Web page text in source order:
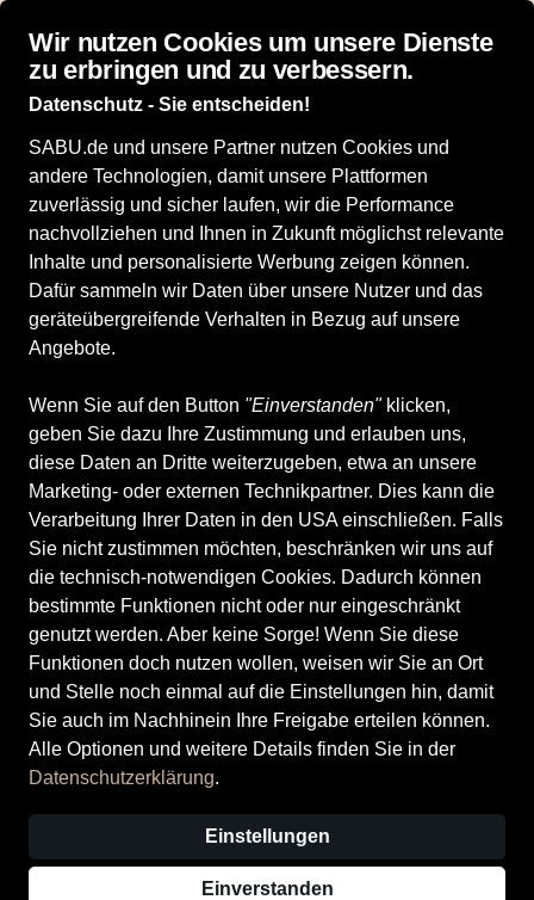
Wir nutzen Cookies um unsere Dienste
zu erbringen und zu verbessern.
Datenschutz - Sie entscheiden!
SABU.de und unsere Partner nutzen Cookies und
andere Technologien, damit unsere Plattformen
zuverlässig und sicher laufen, wir die Performance
nachvollziehen und Ihnen in Zukunft möglichst relevante
Inhalte und personalisierte Werbung zeigen können.
Dafür sammeln wir Daten über unsere Nutzer und das
geräteübergreifende Verhalten in Bezug auf unsere
Angebote.
Wenn Sie auf den Button "Einverstanden"klicken,
geben Sie dazu Ihre Zustimmung und erlauben uns,
diese Daten an Dritte weiterzugeben, etwa an unsere
Marketing- oder externen Technikpartner. Dies kann die
Verarbeitung Ihrer Daten in den USA einschließen. Falls
Sie nicht zustimmen möchten, beschränken wir uns auf
die technisch-notwendigen Cookies. Dadurch können
bestimmte Funktionen nicht oder nur eingeschränkt
genutzt werden. Aber keine Sorge! Wenn Sie diese
Funktionen doch nutzen wollen, weisen wir Sie an Ort
und Stelle noch einmal auf die Einstellungen hin, damit
Sie auch im Nachhinein Ihre Freigabe erteilen können.
Alle Optionen und weitere Details finden Sie in der
Datenschutzerklärung.
Einstellungen
Einverstanden
Superfit Kinderschuhe
Schnürschuhe WEIß/ORANGE
Preis
50,00 €
Schuh + Sport Haitz (Durmersheim)
3 Angebote anderer Anbieter